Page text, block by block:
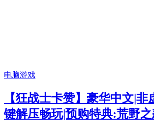
电脑游戏
【狂战士卡赞】豪华中文|非
键解压畅玩|预购特典:荒野